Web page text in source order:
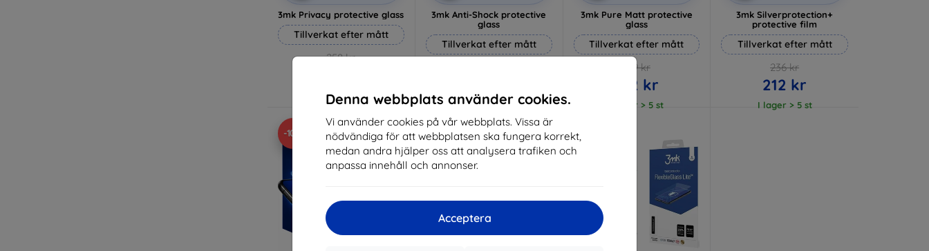
Denna webbplats använder cookies.
Vi använder cookies på vår webbplats. Vissa är
nödvändiga för att webbplatsen ska fungera korrekt,
medan andra hjälper oss att analysera trafiken och
anpassa innehåll och annonser.
Acceptera
3mk Privacy protective glass
Tillverkat efter mått
258 kr
I lager 3 st
3mk Anti-Shock protective
glass
Tillverkat efter mått
I lager > 5 st
3mk Pure Matt protective
glass
Tillverkat efter mått
169 kr
152 kr
I lager > 5 st
3mk Silverprotection+
protective film
Tillverkat efter mått
236 kr
212 kr
I lager > 5 st
-10% -49% -21%